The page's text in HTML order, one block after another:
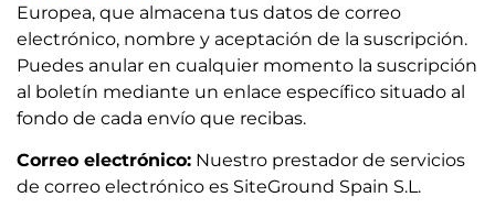
Europea, que almacena tus datos de correo
electrónico, nombre y aceptación de la suscripción.
Puedes anular en cualquier momento la suscripción
al boletín mediante un enlace específico situado al
fondo de cada envío que recibas.
Correo electrónico: Nuestro prestador de servicios
de correo electrónico es SiteGround Spain S.L.